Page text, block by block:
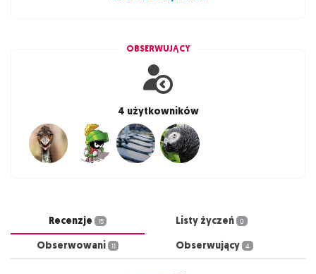
OBSERWUJĄCY
4 użytkowników
Recenzje 15 Listy życzeń 0
Obserwowani 11 Obserwujący 4